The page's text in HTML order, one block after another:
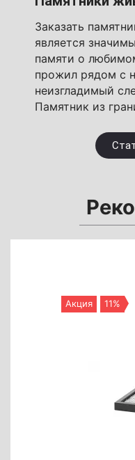
Заказать
является
памяти о
прожил рядом с
неизгладимый
Памятник из
Акция 11%